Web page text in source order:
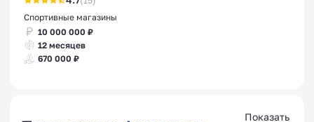
Спортивные магазины
10 000 000 ₽
12 месяцев
670 000 ₽
Показать